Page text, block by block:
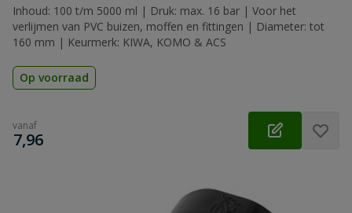
Inhoud: 100 t/m 5000 ml | Druk: max. 16 bar | Voor het
verlijmen van PVC buizen, moffen en fittingen | Diameter: tot
160 mm | Keurmerk: KIWA, KOMO & ACS
Op voorraad
vanaf
€
7,96